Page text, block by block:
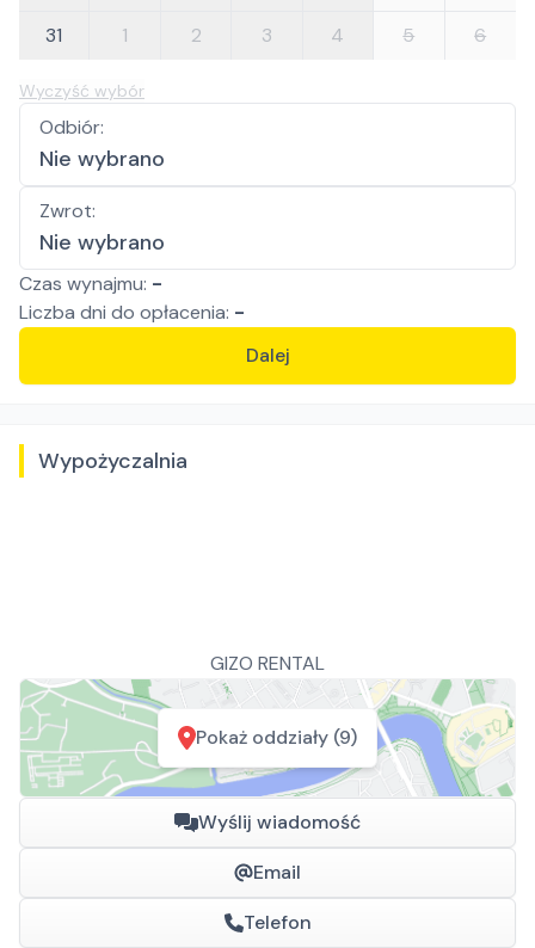
31
1 2 3 4 5 6
Wyczyść wybór
Odbiór:
Nie wybrano
Zwrot:
Nie wybrano
Czas wynajmu: -
Liczba dni do opłacenia: -
Dalej
Wypożyczalnia
GIZO RENTAL
Pokaż oddziały (9)
Wyślij wiadomość
Email
Telefon